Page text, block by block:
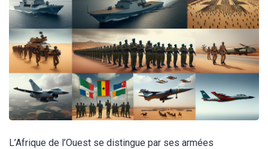
L’Afrique de l’Ouest se distingue par ses armées